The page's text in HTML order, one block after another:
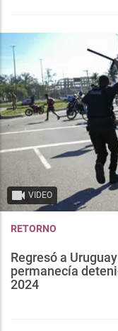
VIDEO
RETORNO
Regresó a
permanecía
2024